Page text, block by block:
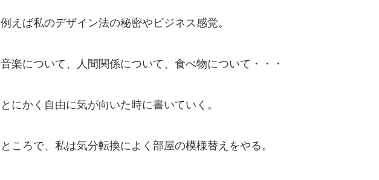
例えば私のデザイン法の秘密やビジネス感覚。
音楽について、人間関係について、食べ物について・・・
とにかく自由に気が向いた時に書いていく。
ところで、私は気分転換によく部屋の模様替えをやる。